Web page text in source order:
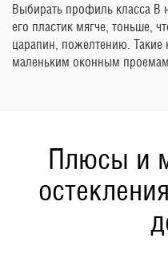
Выбирать профиль класса B
его пластик мягче, тоньше,
царапин, пожелтению. Такие
маленьким оконным
Плюсы и